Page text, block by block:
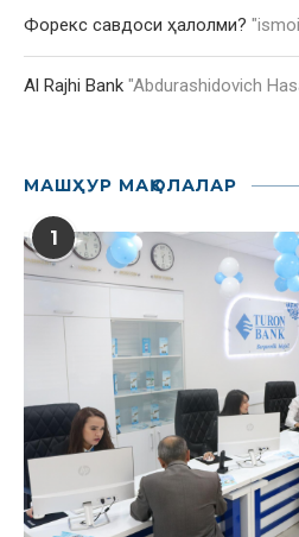
Форекс савдоси ҳалолми? "
Al Rajhi Bank "Abdurashidovich
МАШҲУР МАҚОЛАЛАР
1